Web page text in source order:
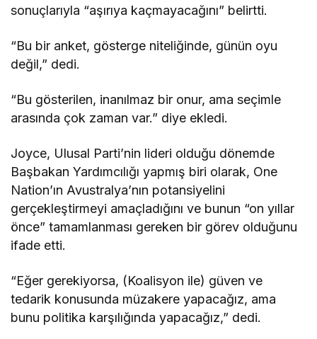
sonuçlarıyla “aşırıya kaçmayacağını” belirtti.
“Bu bir anket, gösterge niteliğinde, günün oyu
değil,” dedi.
“Bu gösterilen, inanılmaz bir onur, ama seçimle
arasında çok zaman var.” diye ekledi.
Joyce, Ulusal Parti’nin lideri olduğu dönemde
Başbakan Yardımcılığı yapmış biri olarak, One
Nation’ın Avustralya’nın potansiyelini
gerçekleştirmeyi amaçladığını ve bunun “on yıllar
önce” tamamlanması gereken bir görev olduğunu
ifade etti.
“Eğer gerekiyorsa, (Koalisyon ile) güven ve
tedarik konusunda müzakere yapacağız, ama
bunu politika karşılığında yapacağız,” dedi.